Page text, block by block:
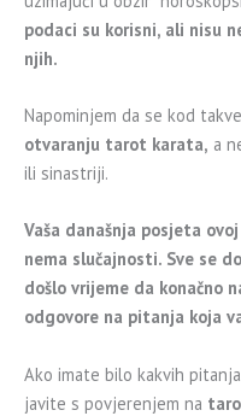
podaci su korisni, ali nisu
njih.
Napominjem da se kod
otvaranju tarot karata, a
ili sinastriji.
Vaša današnja posjeta
nema slučajnosti. Sve se
došlo vrijeme da konačno
odgovore na pitanja koja
Ako imate bilo kakvih
javite s povjerenjem na